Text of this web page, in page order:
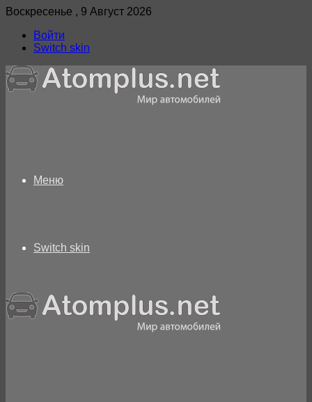
Воскресенье , 9 Август 2026
Войти
Switch skin
Меню
Switch skin